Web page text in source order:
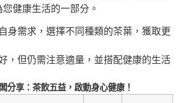
健康生活的一部分。
身需求，選擇不同種類的茶葉，獲取更
，但仍需注意適量，並搭配健康的生活
分享：茶飲五益，啟動身心健康！